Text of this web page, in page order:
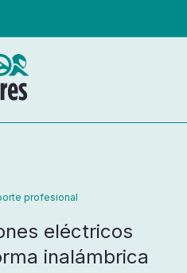
profesional
eléctricos
inalámbrica